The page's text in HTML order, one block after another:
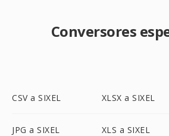
Conversores
CSV a SIXEL XLSX a SIXEL
JPG a SIXEL XLS a SIXEL